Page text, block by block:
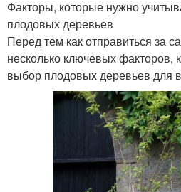
Факторы, которые нужно
плодовых деревьев
Перед тем как отправиться за
несколько ключевых факторов,
выбор плодовых деревьев для